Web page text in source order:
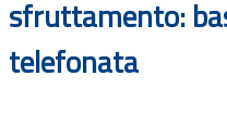
sfruttamento:
telefonata